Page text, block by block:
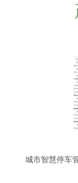
城市智慧停车